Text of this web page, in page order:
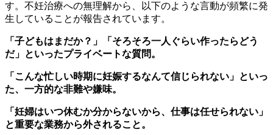
す。不妊治療への無理解から、以下のような言動が頻繁に発
生していることが報告されています。
「子どもはまだか？」「そろそろ一人ぐらい作ったらどう
だ」といったプライベートな質問。
「こんな忙しい時期に妊娠するなんて信じられない」といっ
た、一方的な非難や嫌味。
「妊婦はいつ休むか分からないから、仕事は任せられない」
と重要な業務から外されること。